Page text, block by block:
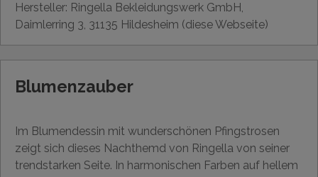
Hersteller: Ringella Bekleidungswerk GmbH,
Daimlerring 3, 31135 Hildesheim (diese Webseite)
Blumenzauber
Im Blumendessin mit wunderschönen Pfingstrosen
zeigt sich dieses Nachthemd von Ringella von seiner
trendstarken Seite. In harmonischen Farben auf hellem